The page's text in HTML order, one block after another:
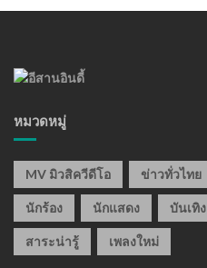
หมวดหมู่
MV มิวสิควีดีโอ ข่าวทั่วไทย
นักร้อง นักแสดง บันเทิง
สาระน่ารู้ เพลงใหม่